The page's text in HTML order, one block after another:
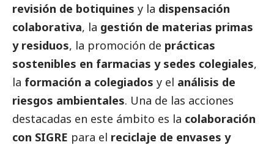
revisión de botiquines y la dispensación
colaborativa, la gestión de materias primas
y residuos, la promoción de prácticas
sostenibles en farmacias y sedes colegiales,
la formación a colegiados y el análisis de
riesgos ambientales. Una de las acciones
destacadas en este ámbito es la colaboración
con SIGRE para el reciclaje de envases y